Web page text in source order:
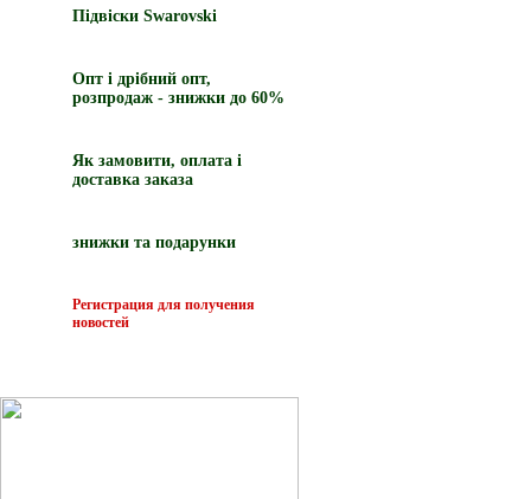
Підвіски Swarovski
Опт і дрібний опт,
розпродаж - знижки до 60%
Як замовити, оплата і
доставка заказа
знижки та подарунки
Регистрация для получения
новостей